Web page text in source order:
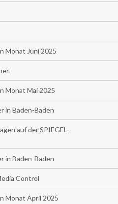
Monat Juni 2025
Monat Mai 2025
in Baden-Baden
auf der SPIEGEL-
in Baden-Baden
Control
Monat April 2025